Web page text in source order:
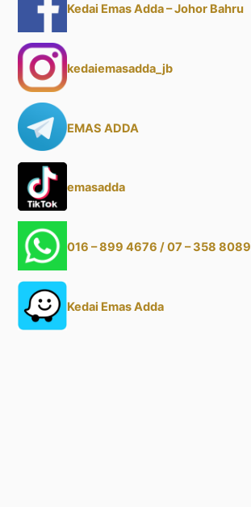
Kedai Emas Adda – Johor Bahru
kedaiemasadda_jb
EMAS ADDA
emasadda
016 – 899 4676 / 07 – 358 8089
Kedai Emas Adda